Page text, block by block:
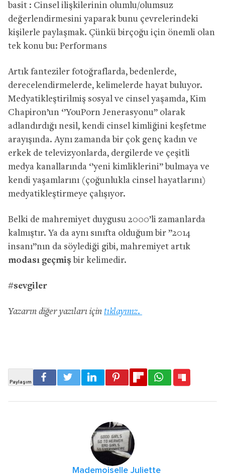
basit : Cinsel ilişkilerinin olumlu/olumsuz
değerlendirmesini yaparak bunu çevrelerindeki
kişilerle paylaşmak. Çünkü birçoğu için önemli olan
tek konu bu: Performans
Artık fanteziler fotoğraflarda, bedenlerde,
derecelendirmelerde, kelimelerde hayat buluyor.
Medyatikleştirilmiş sosyal ve cinsel yaşamda, Kim
Chapiron’un ‘’YouPorn Jenerasyonu’’ olarak
adlandırdığı nesil, kendi cinsel kimliğini keşfetme
arayışında. Aynı zamanda bir çok genç kadın ve
erkek de televizyonlarda, dergilerde ve çeşitli
medya kanallarında ‘’yeni kimliklerini’’ bulmaya ve
kendi yaşamlarını (çoğunlukla cinsel hayatlarını)
medyatikleştirmeye çalışıyor.
Belki de mahremiyet duygusu 2000’li zamanlarda
kalmıştır. Ya da aynı sınıfta olduğum bir ”2014
insanı”nın da söylediği gibi, mahremiyet artık
modası geçmiş bir kelimedir.
#sevgiler
Yazarın diğer yazıları için tıklayınız.
Mademoiselle Juliette